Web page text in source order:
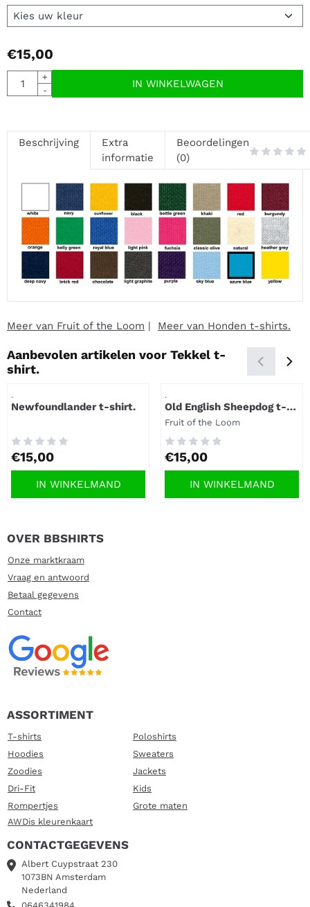
€15,00
Aantal
+
-
IN WINKELWAGEN
Beschrijving
Extra
informatie
Beoordelingen
(0)
Meer van Fruit of the Loom | Meer van Honden t-shirts.
Aanbevolen artikelen voor Tekkel t-
shirt.
.
Newfoundlander t-shirt.
Prijs: 15,00
€15,00
IN WINKELMAND
.
Old English Sheepdog t-
shirt.
Merk:
Fruit of the Loom
Prijs: 15,00
€15,00
IN WINKELMAND
OVER BBSHIRTS
Onze marktkraam
Vraag en antwoord
Betaal gegevens
Contact
ASSORTIMENT
T-shirts
Poloshirts
Hoodies
Sweaters
Zoodies
Jackets
Dri-Fit
Kids
Rompertjes
Grote maten
AWDis kleurenkaart
CONTACTGEGEVENS
Albert Cuypstraat 230
1073BN Amsterdam
Nederland